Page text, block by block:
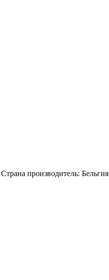
Страна производитель: Бельгия